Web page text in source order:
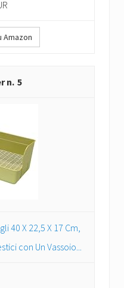
Amazon
5
40 X 22,5 X 17 Cm,
con Un Vassoio...